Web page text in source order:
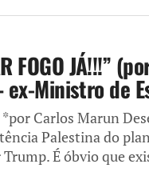
FOGO JÁ!!!”
ex-Ministro de
*por Carlos Marun
Palestina do
É óbvio que